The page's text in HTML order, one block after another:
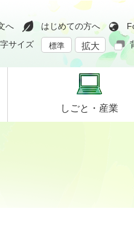
へ はじめての方へ
サイズ
標準 拡大
しごと・ 産業